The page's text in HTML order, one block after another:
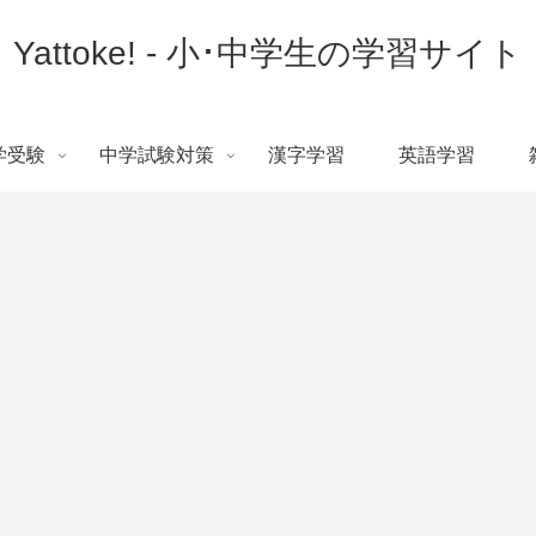
Yattoke! - 小･中学生の学習サイト
受験 中学試験対策 漢字学習 英語学習